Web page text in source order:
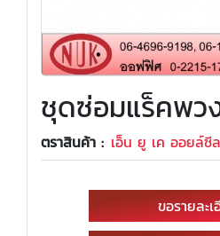
ชุดซ่อมแร็คพว
ตราสินค้า : เอ็น ยู เค ออยล์ซีล
ขอรายละ